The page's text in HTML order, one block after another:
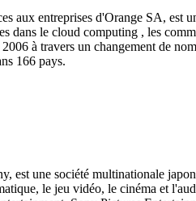
aux entreprises d'Orange SA,
dans le cloud computing , les
à travers un changement de
166 pays.
est une société multinationale
le jeu vidéo, le cinéma et